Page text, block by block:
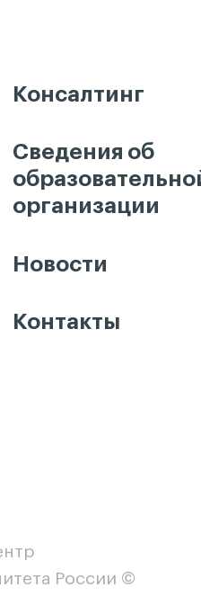
Консалтинг
Сведения об
организации
Новости
Контакты
России ©